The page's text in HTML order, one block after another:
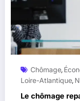
Chômage,
Loire-Atlantique,
Le chômage